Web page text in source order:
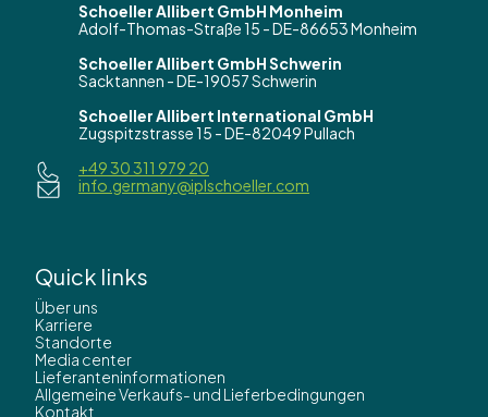
Schoeller Allibert GmbH Monheim
Adolf-Thomas-Straße 15 - DE-86653 Monheim
Schoeller Allibert GmbH Schwerin
Sacktannen - DE-19057 Schwerin
Schoeller Allibert International GmbH
Zugspitzstrasse 15 - DE-82049 Pullach
+49 30 311 979 20
info.germany@iplschoeller.com
Quick links
Über uns
Karriere
Standorte
Media center
Lieferanteninformationen
Allgemeine Verkaufs- und Lieferbedingungen
Kontakt